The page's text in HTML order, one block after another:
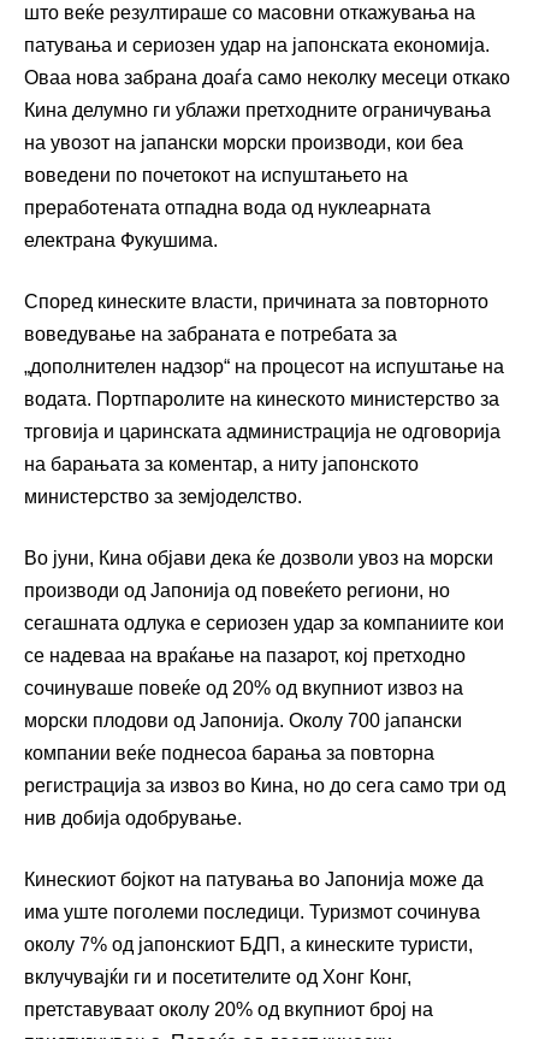
што веќе резултираше со масовни откажувања на
патувања и сериозен удар на јапонската економија.
Оваа нова забрана доаѓа само неколку месеци откако
Кина делумно ги ублажи претходните ограничувања
на увозот на јапански морски производи, кои беа
воведени по почетокот на испуштањето на
преработената отпадна вода од нуклеарната
електрана Фукушима.
Според кинеските власти, причината за повторното
воведување на забраната е потребата за
„дополнителен надзор“ на процесот на испуштање на
водата. Портпаролите на кинеското министерство за
трговија и царинската администрација не одговорија
на барањата за коментар, а ниту јапонското
министерство за земјоделство.
Во јуни, Кина објави дека ќе дозволи увоз на морски
производи од Јапонија од повеќето региони, но
сегашната одлука е сериозен удар за компаниите кои
се надеваа на враќање на пазарот, кој претходно
сочинуваше повеќе од 20% од вкупниот извоз на
морски плодови од Јапонија. Околу 700 јапански
компании веќе поднесоа барања за повторна
регистрација за извоз во Кина, но до сега само три од
нив добија одобрување.
Кинескиот бојкот на патувања во Јапонија може да
има уште поголеми последици. Туризмот сочинува
околу 7% од јапонскиот БДП, а кинеските туристи,
вклучувајќи ги и посетителите од Хонг Конг,
претставуваат околу 20% од вкупниот број на